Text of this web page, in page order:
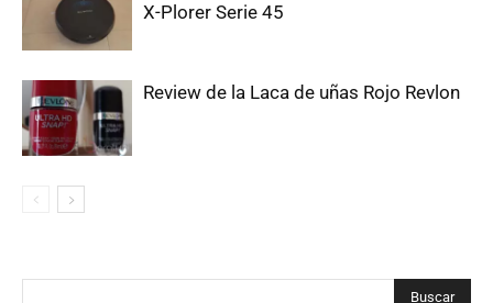
X-Plorer Serie 45
Review de la Laca de uñas Rojo Revlon